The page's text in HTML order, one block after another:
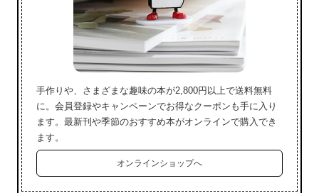
手作りや、さまざまな趣味の本が2,800円以上で送料無料
に。会員登録やキャンペーンでお得なクーポンも手に入り
ます。最新刊や季節のおすすめ本がオンラインで購入でき
ます。
オンラインショップへ